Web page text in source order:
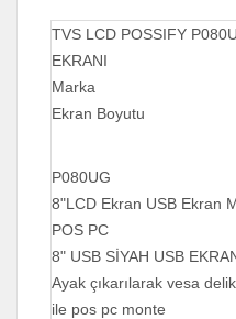
TVS LCD POSSIFY
EKRANI
Marka
Ekran Boyutu
P080UG
8"LCD Ekran USB Ekran
POS PC
8" USB SİYAH USB
Ayak çıkarılarak vesa
ile pos pc monte